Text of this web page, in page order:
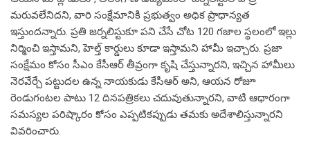
మరువలేనిదని, వారి సంక్షేమానికి ప్రభుత్వం అధిక ప్రాధాన్యత
ఇస్తుందన్నారు. ప్రతి జర్నలిస్టుకూ పని చేసే చోట 120 గజాల స్థలంలో ఇల్లు
నిర్మించి ఇస్తామని, హెల్త్ కార్డులు కూడా ఇస్తామని హామీ ఇచ్చారు. ప్రజా
సంక్షేమం కోసం సీఎం కేసీఆర్ తీవ్రంగా కృషి చేస్తున్నారని, ఇచ్చిన హామీలు
నెరవేర్చే పట్టుదల ఉన్న నాయకుడు కేసీఆర్ అని, ఆయన రోజూ
రెండుగంటల పాటు 12 దినపత్రికలు చదువుతున్నారని, వాటి ఆధారంగా
సమస్యల పరిష్కారం కోసం ఎప్పటికప్పుడు తమకు అదేశాలిస్తున్నారని
వివరించారు.